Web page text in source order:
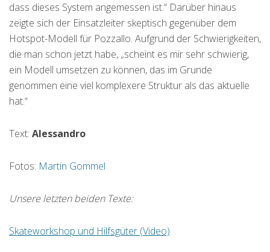
dass dieses System angemessen ist.“ Darüber hinaus
zeigte sich der Einsatzleiter skeptisch gegenüber dem
Hotspot-Modell für Pozzallo. Aufgrund der Schwierigkeiten,
die man schon jetzt habe, „scheint es mir sehr schwierig,
ein Modell umsetzen zu können, das im Grunde
genommen eine viel komplexere Struktur als das aktuelle
hat.“
Text: Alessandro
Fotos: Martin Gommel
Unsere letzten beiden Texte:
Skateworkshop und Hilfsgüter (Video)